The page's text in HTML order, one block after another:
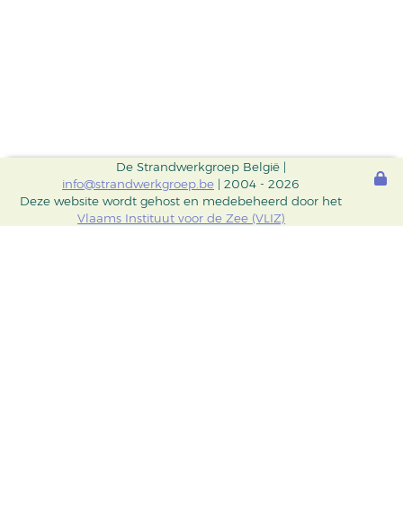
De Strandwerkgroep België |
info@strandwerkgroep.be | 2004 - 2026
Deze website wordt gehost en medebeheerd door het
Vlaams Instituut voor de Zee (VLIZ)